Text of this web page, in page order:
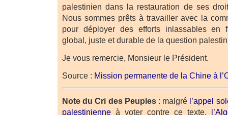
palestinien dans la restauration de ses
Nous sommes prêts à travailler avec la
pour déployer des efforts inlassables en
global, juste et durable de la question
Je vous remercie, Monsieur le Président.
Source : Mission permanente de la Chine à
Note du Cri des Peuples: malgré l’appel
palestinienne à voter contre ce texte,